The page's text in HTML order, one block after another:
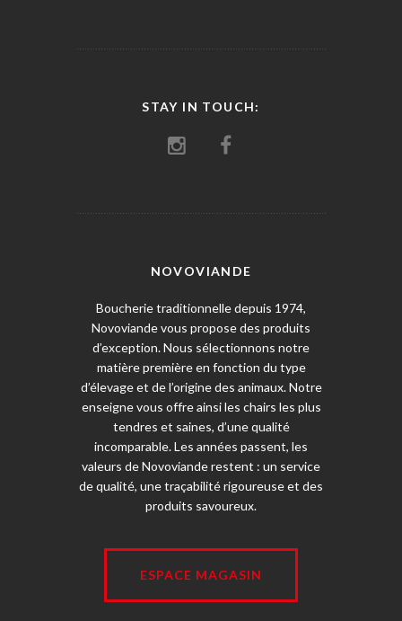
STAY IN TOUCH:
NOVOVIANDE
Boucherie traditionnelle depuis 1974,
Novoviande vous propose des produits
d’exception. Nous sélectionnons notre
matière première en fonction du type
d’élevage et de l’origine des animaux. Notre
enseigne vous offre ainsi les chairs les plus
tendres et saines, d’une qualité
incomparable. Les années passent, les
valeurs de Novoviande restent : un service
de qualité, une traçabilité rigoureuse et des
produits savoureux.
ESPACE MAGASIN